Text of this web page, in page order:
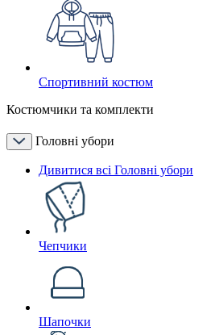
Спортивний костюм
Костюмчики та комплекти
Головні убори
Дивитися всі Головні убори
Чепчики
Шапочки